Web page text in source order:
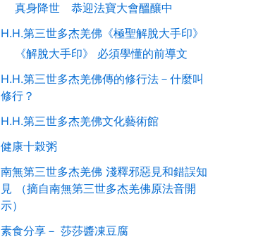
真身降世 恭迎法寶大會醞釀中
H.H.第三世多杰羌佛《極聖解脫大手印》
《解脫大手印》 必須學懂的前導文
H.H.第三世多杰羌佛傳的修行法－什麼叫
修行？
H.H.第三世多杰羌佛文化藝術館
健康十榖粥
南無第三世多杰羌佛 淺釋邪惡見和錯誤知
見 （摘自南無第三世多杰羌佛原法音開
示）
素食分享－ 莎莎醬凍豆腐